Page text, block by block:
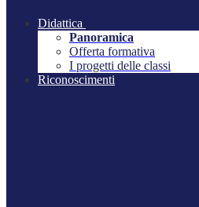
Didattica
Panoramica
Offerta formativa
I progetti delle classi
Riconoscimenti